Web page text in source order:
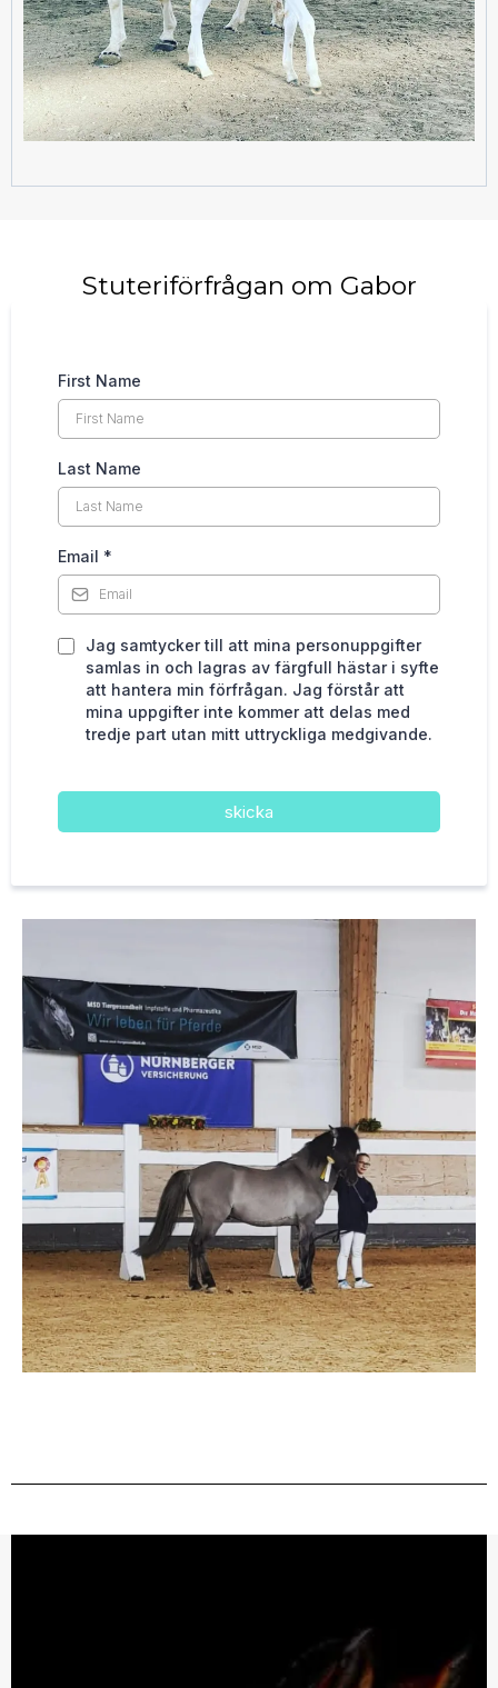
Stuteriförfrågan om Gabor
First Name
Last Name
Email *
Jag samtycker till att mina personuppgifter
samlas in och lagras av färgfull hästar i syfte
att hantera min förfrågan. Jag förstår att
mina uppgifter inte kommer att delas med
tredje part utan mitt uttryckliga medgivande.
skicka